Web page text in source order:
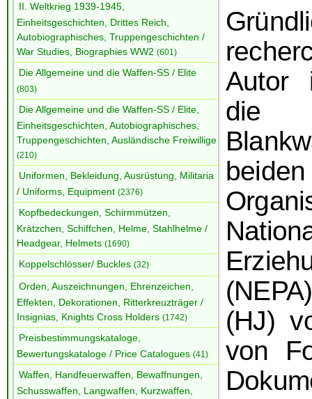
II. Weltkrieg 1939-1945,
Einheitsgeschichten, Drittes Reich,
Autobiographisches, Truppengeschichten /
War Studies, Biographies WW2 (601)
Die Allgemeine und die Waffen-SS / Elite
(803)
Die Allgemeine und die Waffen-SS / Elite,
Einheitsgeschichten, Autobiographisches,
Truppengeschichten, Ausländische Freiwillige
(210)
Uniformen, Bekleidung, Ausrüstung, Militaria
/ Uniforms, Equipment (2376)
Kopfbedeckungen, Schirmmützen,
Krätzchen, Schiffchen, Helme, Stahlhelme /
Headgear, Helmets (1690)
Koppelschlösser/ Buckles (32)
Orden, Auszeichnungen, Ehrenzeichen,
Effekten, Dekorationen, Ritterkreuzträger /
Insignias, Knights Cross Holders (1742)
Preisbestimmungskataloge,
Bewertungskataloge / Price Catalogues (41)
Waffen, Handfeuerwaffen, Bewaffnungen,
Schusswaffen, Langwaffen, Kurzwaffen,
Autor
die
(
(HJ)
von